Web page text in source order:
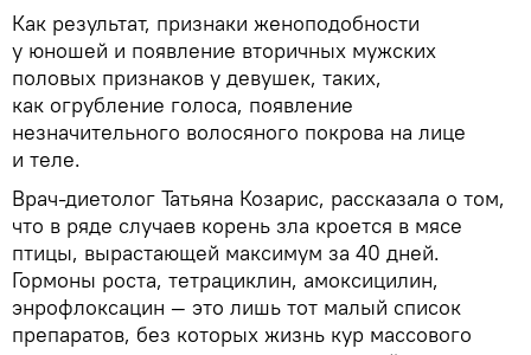
Как результат, признаки женоподобности
у юношей и появление вторичных мужских
половых признаков у девушек, таких,
как огрубление голоса, появление
незначительного волосяного покрова на лице
и теле.
Врач-диетолог Татьяна Козарис, рассказала о том,
что в ряде случаев корень зла кроется в мясе
птицы, вырастающей максимум за 40 дней.
Гормоны роста, тетрациклин, амоксицилин,
энрофлоксацин — это лишь тот малый список
препаратов, без которых жизнь кур массового